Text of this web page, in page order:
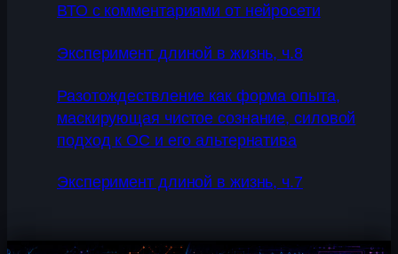
ВТО с комментариями от нейросети
Эксперимент длиной в жизнь, ч.8
Разотождествление как форма опыта,
маскирующая чистое сознание, силовой
подход к ОС и его альтернатива
Эксперимент длиной в жизнь, ч.7